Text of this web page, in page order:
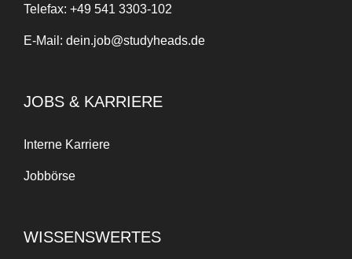
Telefax: +49 541 3303-102
E-Mail: dein.job@studyheads.de
JOBS & KARRIERE
Interne Karriere
Jobbörse
WISSENSWERTES